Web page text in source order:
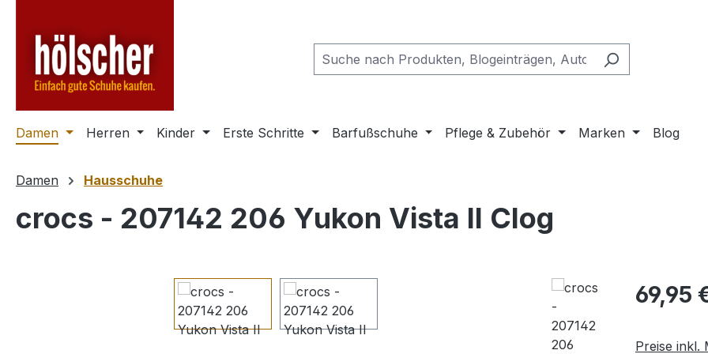
Damen Herren Kinder Erste Schritte Barfußschuhe Pflege & Zubehör Marken Blog
Damen Hausschuhe
crocs - 207142 206 Yukon Vista II Clog
Regulärer
69,95
Preise inkl.